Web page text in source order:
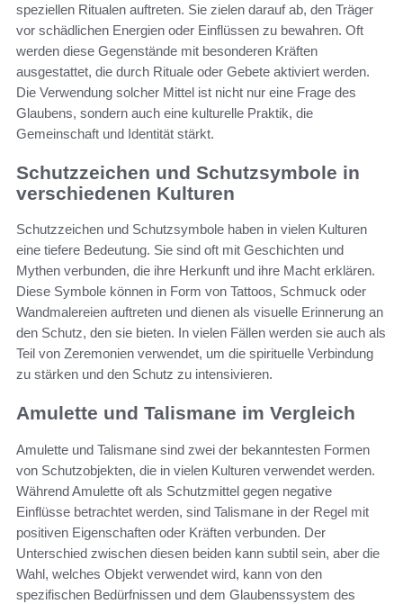
speziellen Ritualen auftreten. Sie zielen darauf ab, den Träger
vor schädlichen Energien oder Einflüssen zu bewahren. Oft
werden diese Gegenstände mit besonderen Kräften
ausgestattet, die durch Rituale oder Gebete aktiviert werden.
Die Verwendung solcher Mittel ist nicht nur eine Frage des
Glaubens, sondern auch eine kulturelle Praktik, die
Gemeinschaft und Identität stärkt.
Schutzzeichen und Schutzsymbole in
verschiedenen Kulturen
Schutzzeichen und Schutzsymbole haben in vielen Kulturen
eine tiefere Bedeutung. Sie sind oft mit Geschichten und
Mythen verbunden, die ihre Herkunft und ihre Macht erklären.
Diese Symbole können in Form von Tattoos, Schmuck oder
Wandmalereien auftreten und dienen als visuelle Erinnerung an
den Schutz, den sie bieten. In vielen Fällen werden sie auch als
Teil von Zeremonien verwendet, um die spirituelle Verbindung
zu stärken und den Schutz zu intensivieren.
Amulette und Talismane im Vergleich
Amulette und Talismane sind zwei der bekanntesten Formen
von Schutzobjekten, die in vielen Kulturen verwendet werden.
Während Amulette oft als Schutzmittel gegen negative
Einflüsse betrachtet werden, sind Talismane in der Regel mit
positiven Eigenschaften oder Kräften verbunden. Der
Unterschied zwischen diesen beiden kann subtil sein, aber die
Wahl, welches Objekt verwendet wird, kann von den
spezifischen Bedürfnissen und dem Glaubenssystem des